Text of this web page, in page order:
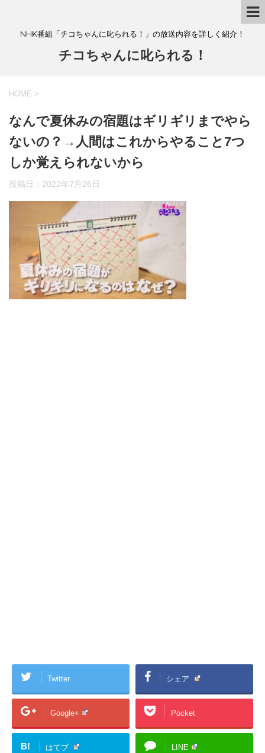
NHK番組「チコちゃんに叱られる！」の放送内容を詳しく紹介！
チコちゃんに叱られる！
HOME >
なんで夏休みの宿題はギリギリまでやら
ないの？→人間はこれからやること7つ
しか覚えられないから
投稿日： 2022年7月26日
Twitter シェア
Google+ Pocket
B! はてブ LINE